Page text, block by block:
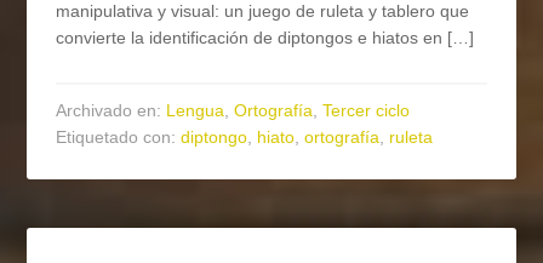
manipulativa y visual: un juego de ruleta y tablero que
convierte la identificación de diptongos e hiatos en […]
Archivado en: Lengua,Ortografía,Tercer ciclo
Etiquetado con:diptongo, hiato,ortografía, ruleta